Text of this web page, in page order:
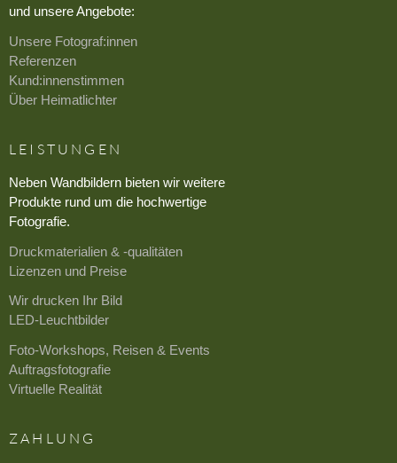
und unsere Angebote:
Unsere Fotograf:innen
Referenzen
Kund:innenstimmen
Über Heimatlichter
LEISTUNGEN
Neben Wandbildern bieten wir weitere
Produkte rund um die hochwertige
Fotografie.
Druckmaterialien & -qualitäten
Lizenzen und Preise
Wir drucken Ihr Bild
LED-Leuchtbilder
Foto-Workshops, Reisen & Events
Auftragsfotografie
Virtuelle Realität
ZAHLUNG